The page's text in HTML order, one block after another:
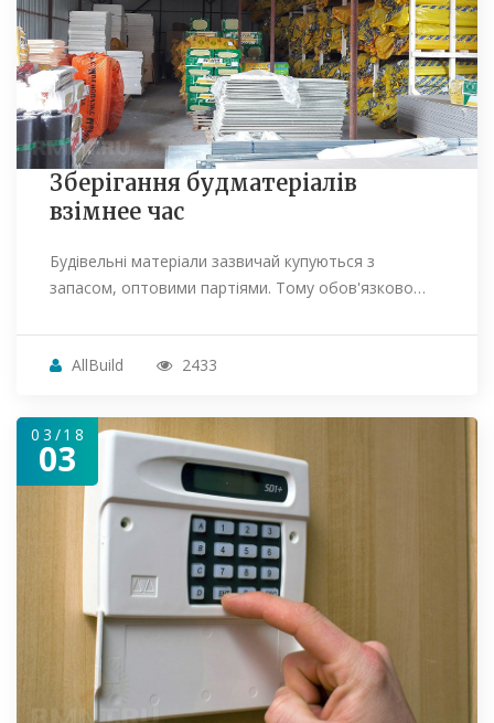
Зберігання будматеріалів
взімнее час
Будівельні матеріали зазвичай купуються з
запасом, оптовими партіями. Тому обов'язково…
AllBuild 2433
03/18
03